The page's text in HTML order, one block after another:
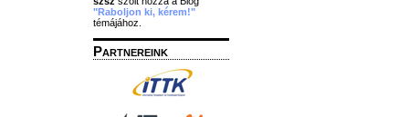
"Raboljon ki, kérem!"
témájához.
Partnereink